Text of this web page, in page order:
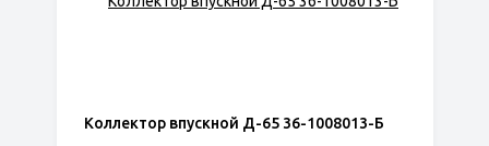
Коллектор впускной Д-65 36-1008013-Б